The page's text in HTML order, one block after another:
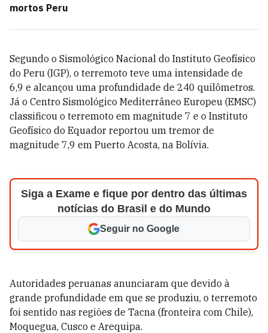
mortos Peru
Segundo o Sismológico Nacional do Instituto Geofísico
do Peru (IGP), o terremoto teve uma intensidade de
6,9 e alcançou uma profundidade de 240 quilômetros.
Já o Centro Sismológico Mediterrâneo Europeu (EMSC)
classificou o terremoto em magnitude 7 e o Instituto
Geofísico do Equador reportou um tremor de
magnitude 7,9 em Puerto Acosta, na Bolívia.
Siga a Exame e fique por dentro das últimas
notícias do Brasil e do Mundo
Seguir no Google
Autoridades peruanas anunciaram que devido à
grande profundidade em que se produziu, o terremoto
foi sentido nas regiões de Tacna (fronteira com Chile),
Moquegua, Cusco e Arequipa.